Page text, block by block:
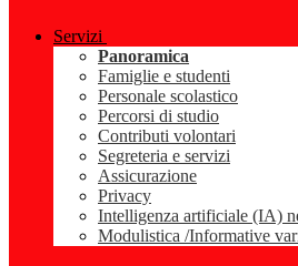
Servizi
Panoramica
Famiglie e studenti
Personale scolastico
Percorsi di studio
Contributi volontari
Segreteria e servizi
Assicurazione
Privacy
Intelligenza artificiale (IA)
Modulistica /Informative